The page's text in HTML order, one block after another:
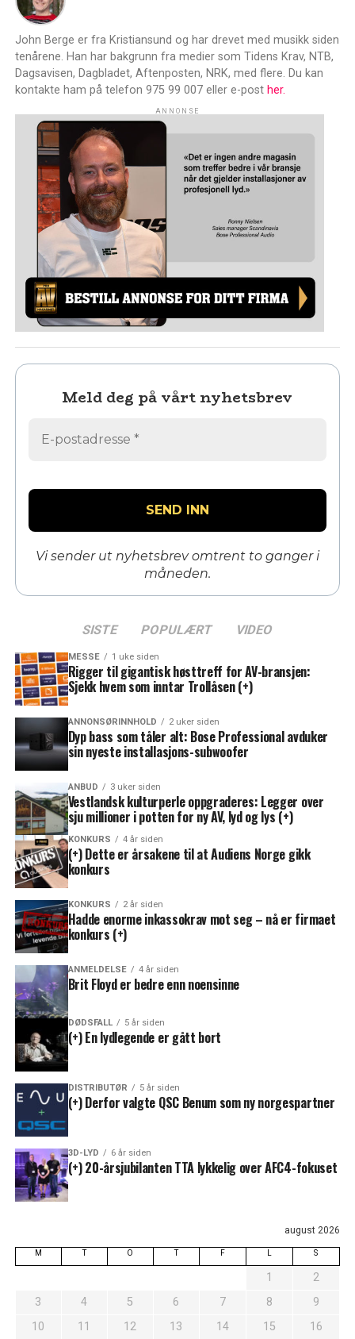
John Berge er fra Kristiansund og har drevet med musikk siden
tenårene. Han har bakgrunn fra medier som Tidens Krav, NTB,
Dagsavisen, Dagbladet, Aftenposten, NRK, med flere. Du kan
kontakte ham på telefon 975 99 007 eller e-post her.
ANNONSE
Meld deg på vårt nyhetsbrev
Vi sender ut nyhetsbrev omtrent to ganger i
måneden.
SISTE POPULÆRT VIDEO
MESSE 1 uke siden
Rigger til gigantisk høsttreff for AV-bransjen:
Sjekk hvem som inntar Trollåsen (+)
ANNONSØRINNHOLD 2 uker siden
Dyp bass som tåler alt: Bose Professional avduker
sin nyeste installasjons-subwoofer
ANBUD 3 uker siden
Vestlandsk kulturperle oppgraderes: Legger over
sju millioner i potten for ny AV, lyd og lys (+)
KONKURS 4 år siden
(+) Dette er årsakene til at Audiens Norge gikk
konkurs
KONKURS 2 år siden
Hadde enorme inkassokrav mot seg – nå er firmaet
konkurs (+)
ANMELDELSE 4 år siden
Brit Floyd er bedre enn noensinne
DØDSFALL 5 år siden
(+) En lydlegende er gått bort
DISTRIBUTØR 5 år siden
(+) Derfor valgte QSC Benum som ny norgespartner
3D-LYD 6 år siden
(+) 20-årsjubilanten TTA lykkelig over AFC4-fokuset
august 2026
M T O T F S
1
2
3
4 5 6 7 8
9
10
11 12 13 14 15 16